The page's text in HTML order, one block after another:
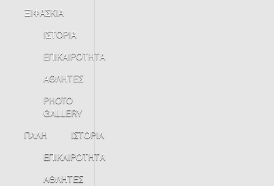
ΞΙΦΑΣΚΙΑ
ΙΣΤΟΡΙΑ
ΕΠΙΚΑΙΡΟΤΗΤΑ
ΑΘΛΗΤΕΣ
PHOTO
GALLERY
ΠΑΛΗ
ΙΣΤΟΡΙΑ
ΕΠΙΚΑΙΡΟΤΗΤΑ
ΑΘΛΗΤΕΣ